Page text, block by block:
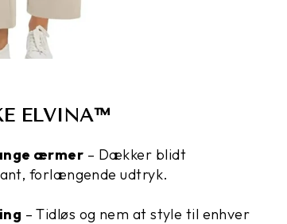
ELVINA™
ærmer – Dækker blidt
forlængende udtryk.
– Tidløs og nem at style til enhver